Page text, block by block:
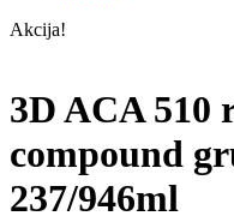
Akcija!
3D ACA 510
compound
237/946ml